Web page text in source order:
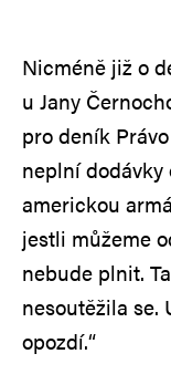
Nicméně již o
u Jany
pro deník
neplní
americkou
jestli můžeme
nebude plnit.
nesoutěžila se.
opozdí.“